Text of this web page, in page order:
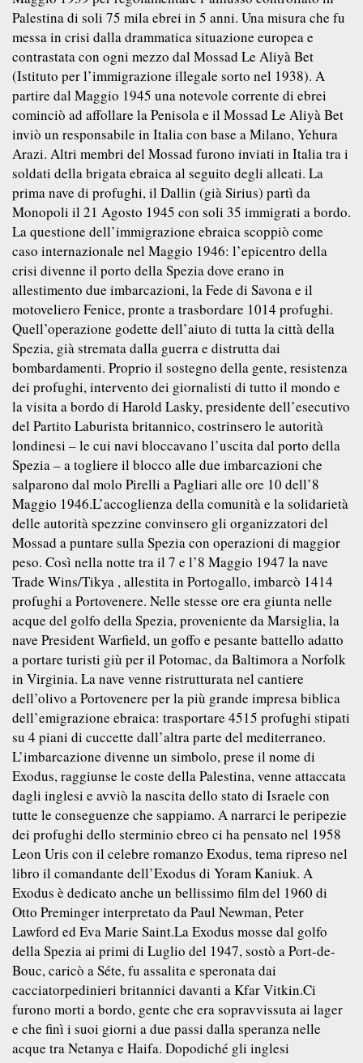
Palestina di soli 75 mila ebrei in 5 anni. Una misura che fu
messa in crisi dalla drammatica situazione europea e
contrastata con ogni mezzo dal Mossad Le Aliyà Bet
(Istituto per l’immigrazione illegale sorto nel 1938). A
partire dal Maggio 1945 una notevole corrente di ebrei
cominciò ad affollare la Penisola e il Mossad Le Aliyà Bet
inviò un responsabile in Italia con base a Milano, Yehura
Arazi. Altri membri del Mossad furono inviati in Italia tra i
soldati della brigata ebraica al seguito degli alleati. La
prima nave di profughi, il Dallin (già Sirius) partì da
Monopoli il 21 Agosto 1945 con soli 35 immigrati a bordo.
La questione dell’immigrazione ebraica scoppiò come
caso internazionale nel Maggio 1946: l’epicentro della
crisi divenne il porto della Spezia dove erano in
allestimento due imbarcazioni, la Fede di Savona e il
motoveliero Fenice, pronte a trasbordare 1014 profughi.
Quell’operazione godette dell’aiuto di tutta la città della
Spezia, già stremata dalla guerra e distrutta dai
bombardamenti. Proprio il sostegno della gente, resistenza
dei profughi, intervento dei giornalisti di tutto il mondo e
la visita a bordo di Harold Lasky, presidente dell’esecutivo
del Partito Laburista britannico, costrinsero le autorità
londinesi – le cui navi bloccavano l’uscita dal porto della
Spezia – a togliere il blocco alle due imbarcazioni che
salparono dal molo Pirelli a Pagliari alle ore 10 dell’8
Maggio 1946.L’accoglienza della comunità e la solidarietà
delle autorità spezzine convinsero gli organizzatori del
Mossad a puntare sulla Spezia con operazioni di maggior
peso. Così nella notte tra il 7 e l’8 Maggio 1947 la nave
Trade Wins/Tikya , allestita in Portogallo, imbarcò 1414
profughi a Portovenere. Nelle stesse ore era giunta nelle
acque del golfo della Spezia, proveniente da Marsiglia, la
nave President Warfield, un goffo e pesante battello adatto
a portare turisti giù per il Potomac, da Baltimora a Norfolk
in Virginia. La nave venne ristrutturata nel cantiere
dell’olivo a Portovenere per la più grande impresa biblica
dell’emigrazione ebraica: trasportare 4515 profughi stipati
su 4 piani di cuccette dall’altra parte del mediterraneo.
L’imbarcazione divenne un simbolo, prese il nome di
Exodus, raggiunse le coste della Palestina, venne attaccata
dagli inglesi e avviò la nascita dello stato di Israele con
tutte le conseguenze che sappiamo. A narrarci le peripezie
dei profughi dello sterminio ebreo ci ha pensato nel 1958
Leon Uris con il celebre romanzo Exodus, tema ripreso nel
libro il comandante dell’Exodus di Yoram Kaniuk. A
Exodus è dedicato anche un bellissimo film del 1960 di
Otto Preminger interpretato da Paul Newman, Peter
Lawford ed Eva Marie Saint.La Exodus mosse dal golfo
della Spezia ai primi di Luglio del 1947, sostò a Port-de-
Bouc, caricò a Séte, fu assalita e speronata dai
cacciatorpedinieri britannici davanti a Kfar Vitkin.Ci
furono morti a bordo, gente che era sopravvissuta ai lager
e che finì i suoi giorni a due passi dalla speranza nelle
acque tra Netanya e Haifa. Dopodiché gli inglesi